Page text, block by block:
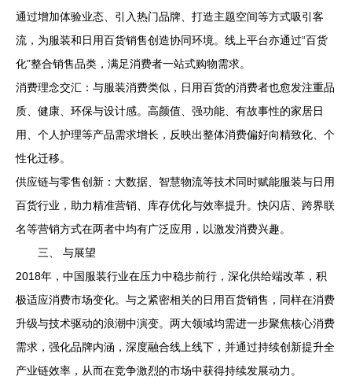
通过增加体验业态、引入热门品牌、打造主题空间等方式吸引客
流，为服装和日用百货销售创造协同环境。线上平台亦通过“百货
化”整合销售品类，满足消费者一站式购物需求。
消费理念交汇：与服装消费类似，日用百货的消费者也愈发注重品
质、健康、环保与设计感。高颜值、强功能、有故事性的家居日
用、个人护理等产品需求增长，反映出整体消费偏好向精致化、个
性化迁移。
供应链与零售创新：大数据、智慧物流等技术同时赋能服装与日用
百货行业，助力精准营销、库存优化与效率提升。快闪店、跨界联
名等营销方式在两者中均有广泛应用，以激发消费兴趣。
三、 与展望
2018年，中国服装行业在压力中稳步前行，深化供给端改革，积
极适应消费市场变化。与之紧密相关的日用百货销售，同样在消费
升级与技术驱动的浪潮中演变。两大领域均需进一步聚焦核心消费
需求，强化品牌内涵，深度融合线上线下，并通过持续创新提升全
产业链效率，从而在竞争激烈的市场中获得持续发展动力。